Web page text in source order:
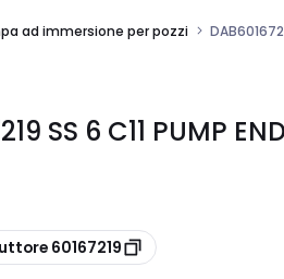
ad immersione per pozzi
SS 6 C11 PUMP
60167219